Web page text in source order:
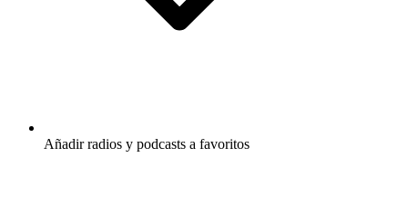
Añadir radios y podcasts a favoritos